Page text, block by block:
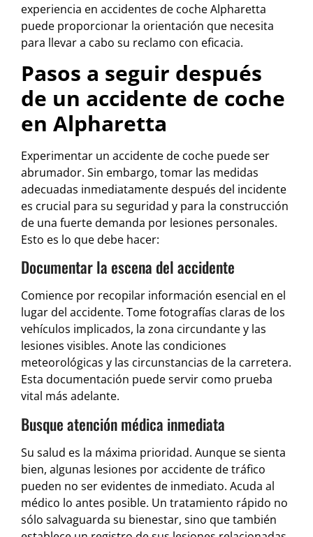
experiencia en accidentes de coche Alpharetta
puede proporcionar la orientación que necesita
para llevar a cabo su reclamo con eficacia.
Pasos a seguir después
de un accidente de coche
en Alpharetta
Experimentar un accidente de coche puede ser
abrumador. Sin embargo, tomar las medidas
adecuadas inmediatamente después del incidente
es crucial para su seguridad y para la construcción
de una fuerte demanda por lesiones personales.
Esto es lo que debe hacer:
Documentar la escena del accidente
Comience por recopilar información esencial en el
lugar del accidente. Tome fotografías claras de los
vehículos implicados, la zona circundante y las
lesiones visibles. Anote las condiciones
meteorológicas y las circunstancias de la carretera.
Esta documentación puede servir como prueba
vital más adelante.
Busque atención médica inmediata
Su salud es la máxima prioridad. Aunque se sienta
bien, algunas lesiones por accidente de tráfico
pueden no ser evidentes de inmediato. Acuda al
médico lo antes posible. Un tratamiento rápido no
sólo salvaguarda su bienestar, sino que también